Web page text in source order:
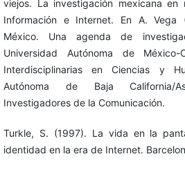
viejos. La investigación mexicana
Información e Internet. En A. Vega
México. Una agenda de
Universidad Autónoma de México-
Interdisciplinarias en Ciencias y
Autónoma de Baja California/
Investigadores de la Comunicación.
Turkle, S. (1997). La vida en la
identidad en la era de Internet.